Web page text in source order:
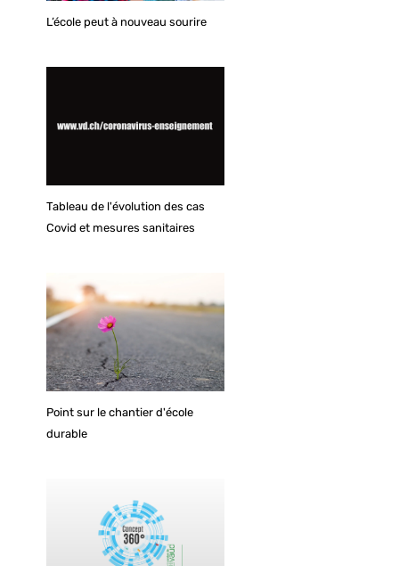
L’école peut à nouveau sourire
Tableau de l'évolution des cas
Covid et mesures sanitaires
Point sur le chantier d'école
durable